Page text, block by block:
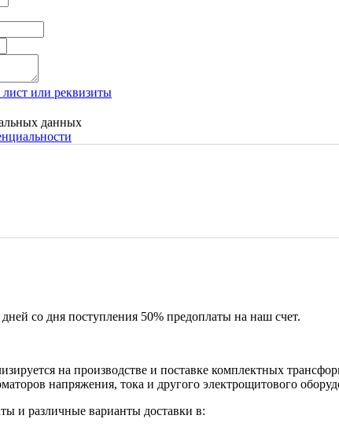
или реквизиты
данных
со дня поступления 50% предоплаты на наш счет.
на производстве и поставке комплектных
напряжения, тока и другого электрощитового
и различные варианты доставки в: